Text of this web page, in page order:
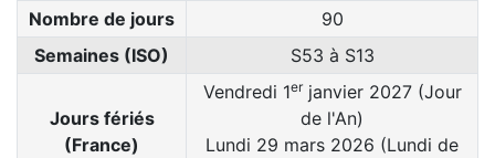
Nombre de jours
90
Semaines (ISO)
S53 à S13
Jours fériés
(France)
Vendredi 1erjanvier 2027 (Jour
de l'An)
Lundi 29 mars 2026 (Lundi de